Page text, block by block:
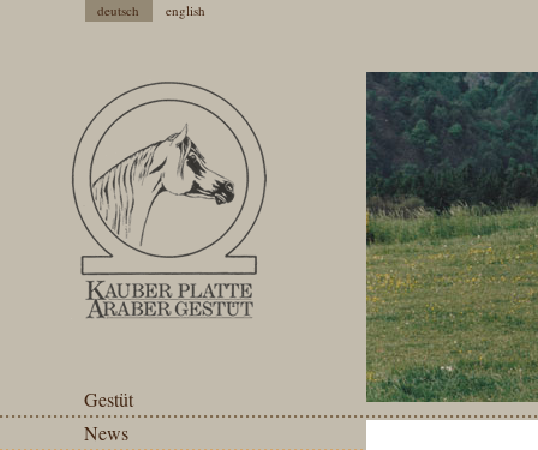
deutsch english
Gestüt
News